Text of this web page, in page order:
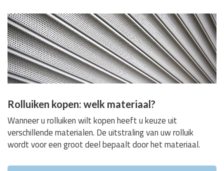
Rolluiken kopen: welk materiaal?
Wanneer u rolluiken wilt kopen heeft u keuze uit
verschillende materialen. De uitstraling van uw rolluik
wordt voor een groot deel bepaalt door het materiaal.